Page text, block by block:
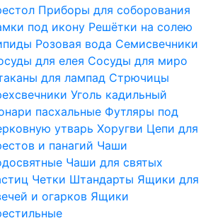
Приборы для соборования
под икону Решётки на солею
Розовая вода Семисвечники
для елея Сосуды для миро
для лампад Стрючицы
Уголь кадильный
пасхальные Футляры под
утварь Хоругви Цепи для
и панагий Чаши
Чаши для святых
Четки Штандарты Ящики для
и огарков Ящики